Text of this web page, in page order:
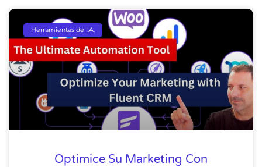
Herramientas de I.A.
Optimice Su Marketing Con